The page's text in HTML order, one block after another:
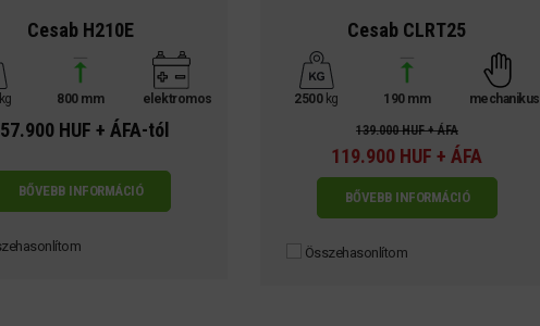
Cesab H210E
800 mm elektromos
HUF + ÁFA-tól
BŐVEBB INFORMÁCIÓ
Cesab CLRT25
2500kg 190 mm mechanikus
139.000 HUF + ÁFA
119.900 HUF + ÁFA
BŐVEBB INFORMÁCIÓ
Összehasonlítom